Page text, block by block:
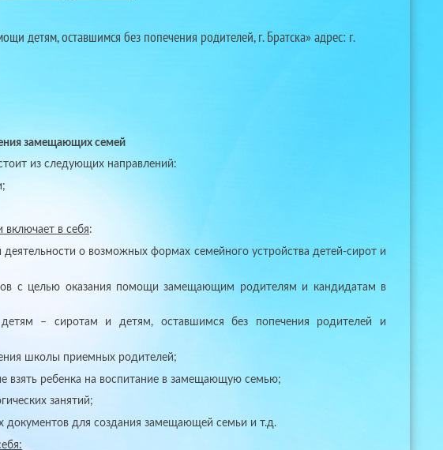
детям, оставшимся без попечения родителей, г. Братска» адрес: г.
замещающих семей
из следующих направлений:
в себя:
о возможных формах семейного устройства детей-сирот и
с целью оказания помощи замещающим родителям и кандидатам в
– сиротам и детям, оставшимся без попечения родителей и
школы приемных родителей;
взять ребенка на воспитание в замещающую семью;
занятий;
для создания замещающей семьи и т.д.